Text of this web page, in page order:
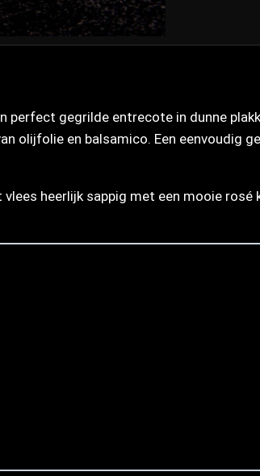
perfect gegrilde entrecote in dunne
olijfolie en balsamico. Een eenvoudig
heerlijk sappig met een mooie